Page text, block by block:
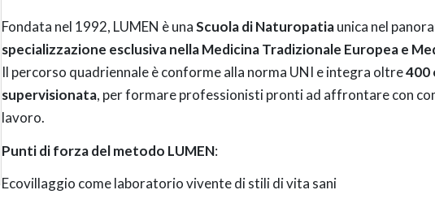
Fondata nel 1992, LUMEN è unaScuola di Naturopatiaunica nel
specializzazione esclusiva nella Medicina Tradizionale Europea e
Il percorso quadriennale è conforme alla norma UNI e integra oltre400
supervisionata, per formare professionisti pronti ad affrontare con
lavoro.
Punti di forza del metodo LUMEN:
Ecovillaggio come laboratorio vivente di stili di vita sani